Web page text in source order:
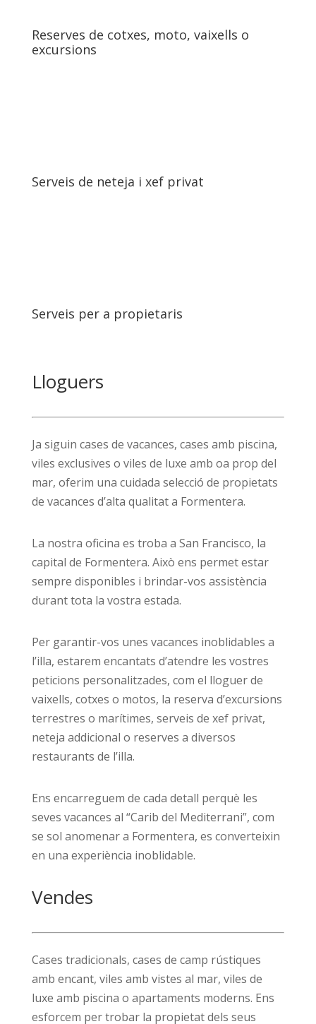
Reserves de cotxes, moto, vaixells o
excursions
Serveis de neteja i xef privat
Serveis per a propietaris
Lloguers
Ja siguin cases de vacances, cases amb piscina,
viles exclusives o viles de luxe amb oa prop del
mar, oferim una cuidada selecció de propietats
de vacances d’alta qualitat a Formentera.
La nostra oficina es troba a San Francisco, la
capital de Formentera. Això ens permet estar
sempre disponibles i brindar-vos assistència
durant tota la vostra estada.
Per garantir-vos unes vacances inoblidables a
l’illa, estarem encantats d’atendre les vostres
peticions personalitzades, com el lloguer de
vaixells, cotxes o motos, la reserva d’excursions
terrestres o marítimes, serveis de xef privat,
neteja addicional o reserves a diversos
restaurants de l’illa.
Ens encarreguem de cada detall perquè les
seves vacances al “Carib del Mediterrani”, com
se sol anomenar a Formentera, es converteixin
en una experiència inoblidable.
Vendes
Cases tradicionals, cases de camp rústiques
amb encant, viles amb vistes al mar, viles de
luxe amb piscina o apartaments moderns. Ens
esforcem per trobar la propietat dels seus